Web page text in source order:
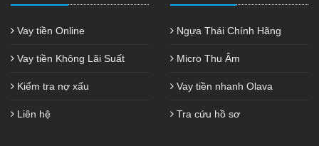
Vay tiền Online
Vay tiền Không Lãi Suất
Kiểm tra nợ xấu
Liên hệ
Ngựa Thái Chính Hãng
Micro Thu Âm
Vay tiền nhanh Olava
Tra cứu hồ sơ